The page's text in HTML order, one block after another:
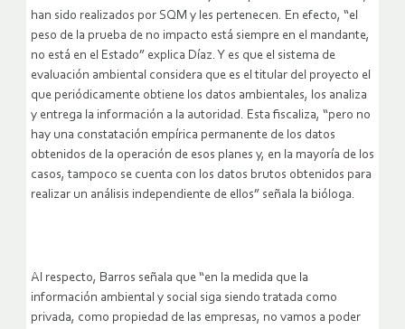
han sido realizados por SQM y les pertenecen. En efecto, “el
peso de la prueba de no impacto está siempre en el mandante,
no está en el Estado” explica Díaz. Y es que el sistema de
evaluación ambiental considera que es el titular del proyecto el
que periódicamente obtiene los datos ambientales, los analiza
y entrega la información a la autoridad. Esta fiscaliza, “pero no
hay una constatación empírica permanente de los datos
obtenidos de la operación de esos planes y, en la mayoría de los
casos, tampoco se cuenta con los datos brutos obtenidos para
realizar un análisis independiente de ellos” señala la bióloga.
Al respecto, Barros señala que “en la medida que la
información ambiental y social siga siendo tratada como
privada, como propiedad de las empresas, no vamos a poder